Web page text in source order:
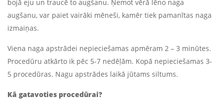
bojā eju un traucē to augšanu. Ņemot vērā lēno naga
augšanu, var paiet vairāki mēneši, kamēr tiek pamanītas naga
izmaiņas.
Viena naga apstrādei nepieciešamas apmēram 2 – 3 minūtes.
Procedūru atkārto ik pēc 5-7 nedēļām. Kopā nepieciešamas 3-
5 procedūras. Nagu apstrādes laikā jūtams siltums.
Kā gatavoties procedūrai?